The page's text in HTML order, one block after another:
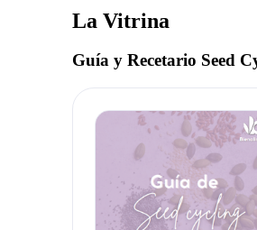
La Vitrina
Guía y Recetario Seed